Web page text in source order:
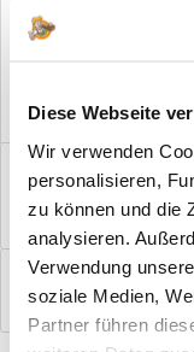
Diese Webseite
Wir verwenden
personalisieren,
zu können und die
analysieren.
Verwendung
soziale Medien,
Partner führen
Vorteile
Windfangelemente
einbaufertig
Bewertungen
0
Bewertungen lesen,